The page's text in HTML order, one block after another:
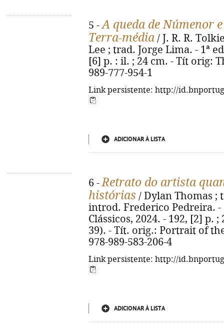
5 -A queda de Númenor
Terra-média / J. R. R.
Lee ; trad. Jorge Lima. - 1ª
[6] p. : il. ; 24 cm. - Tít orig:
989-777-954-1
Link persistente: http://
ADICIONAR À LISTA
6 -Retrato do artista
histórias / Dylan Thomas ;
introd. Frederico Pedreira. -
Clássicos, 2024. - 192, [2] p.
39). - Tít. orig.: Portrait of
978-989-583-206-4
Link persistente: http://
ADICIONAR À LISTA